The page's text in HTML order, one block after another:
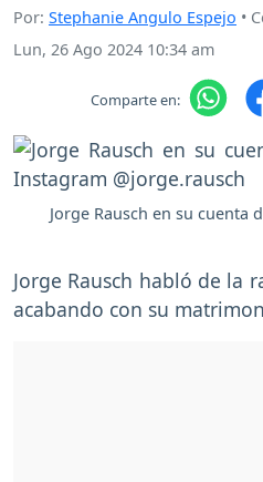
Por: Stephanie Angulo Espejo •
Lun, 26 Ago 2024 10:34 am
Comparte en:
Jorge Rausch en su cuenta
Jorge Rausch habló de la
acabando con su